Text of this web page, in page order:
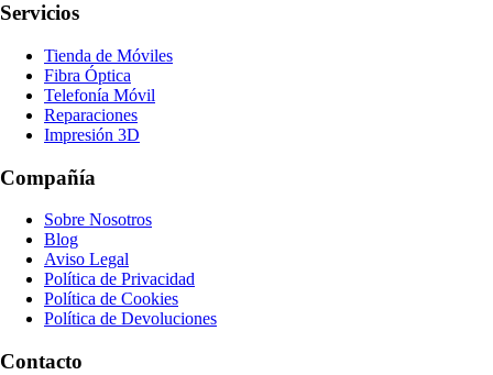
Servicios
Tienda de Móviles
Fibra Óptica
Telefonía Móvil
Reparaciones
Impresión 3D
Compañía
Sobre Nosotros
Blog
Aviso Legal
Política de Privacidad
Política de Cookies
Política de Devoluciones
Contacto